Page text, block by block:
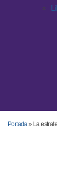
Portada» La